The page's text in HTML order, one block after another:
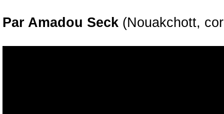
Par Amadou Seck (Nouakchott,